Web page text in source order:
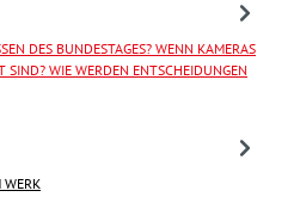
DES BUNDESTAGES? WENN KAMERAS
SIND? WIE WERDEN ENTSCHEIDUNGEN
WERK